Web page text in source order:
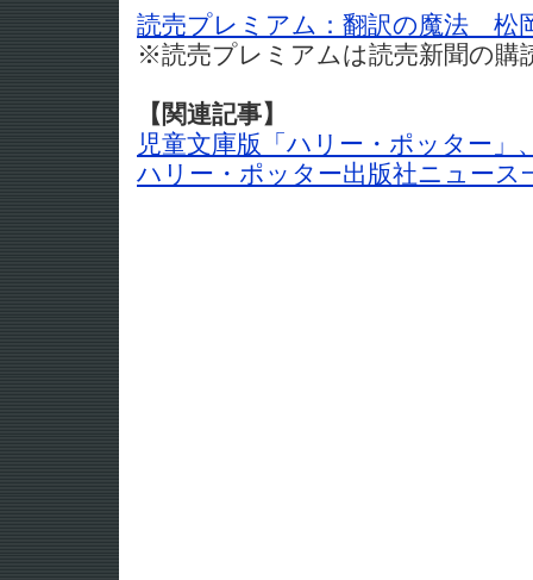
読売プレミアム：翻訳の魔法 松
※読売プレミアムは読売新聞の購
【関連記事】
児童文庫版「ハリー・ポッター」
ハリー・ポッター出版社ニュース